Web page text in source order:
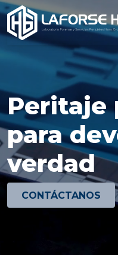
Peritaje
para
verdad
CONTÁCTANOS